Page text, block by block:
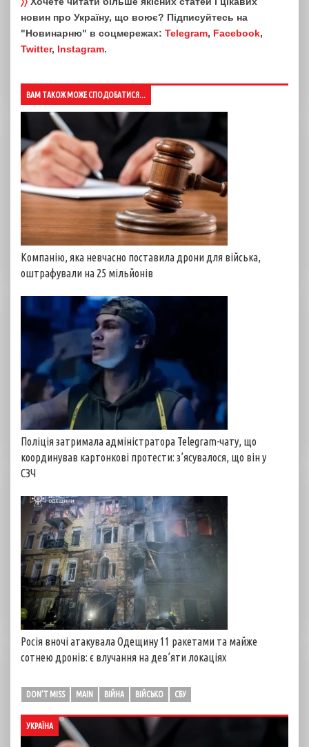
новин про Україну, що воює? Підписуйтесь на
"Новинарню" в соцмережах: Telegram, Facebook,
Twitter, Instagram.
ВАМ ТАКОЖ МОЖЕ СПОДОБАТИСЯ...
Компанію, яка невчасно поставила дрони для війська,
оштрафували на 25 мільйонів
Поліція затримала адміністратора Telegram-чату, що
координував картонкові протести: з’ясувалося, що він у
СЗЧ
Росія вночі атакувала Одещину 11 ракетами та майже
сотнею дронів: є влучання на дев’яти локаціях
DON'T MISS MAIN ВІЙНА ВІЙСЬКО СБУ
УКРАЇНА